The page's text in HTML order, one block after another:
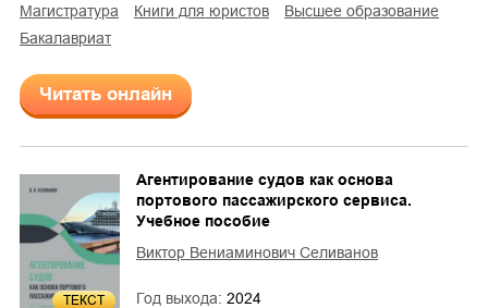
магистратура
книги для юристов
высшее образование
бакалавриат
Читать онлайн
ТЕКСТ
Агентирование судов как основа
портового пассажирского сервиса.
Учебное пособие
Виктор Вениаминович Селиванов
Год выхода: 2024